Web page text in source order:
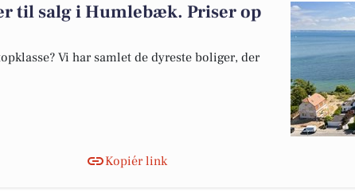
til salg i Humlebæk. Priser op
Vi har samlet de dyreste boliger, der
Kopiér link